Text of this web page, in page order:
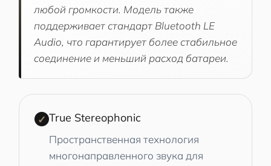
любой громкости. Модель также
поддерживает стандарт Bluetooth LE
Audio, что гарантирует более стабильное
соединение и меньший расход батареи.
✓ True Stereophonic
Пространственная технология
многонаправленного звука для